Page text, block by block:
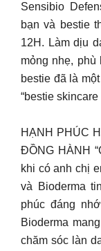
Sensibio
bạn và bestie
12H. Làm dịu
mỏng nhẹ,
bestie đã là
“bestie
HẠNH PHÚC
ĐỒNG HÀNH
khi có anh chị
và Bioderma
phúc đáng
Bioderma
chăm sóc làn